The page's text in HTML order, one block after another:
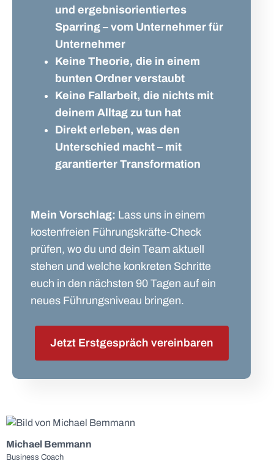
und ergebnisorientiertes
Sparring – vom Unternehmer für
Unternehmer
Keine Theorie, die in einem
bunten Ordner verstaubt
Keine Fallarbeit, die nichts mit
deinem Alltag zu tun hat
Direkt erleben, was den
Unterschied macht – mit
garantierter Transformation
Mein Vorschlag: Lass uns in einem
kostenfreien Führungskräfte-Check
prüfen, wo du und dein Team aktuell
stehen und welche konkreten Schritte
euch in den nächsten 90 Tagen auf ein
neues Führungsniveau bringen.
Jetzt Erstgespräch vereinbaren
Michael Bemmann
Business Coach